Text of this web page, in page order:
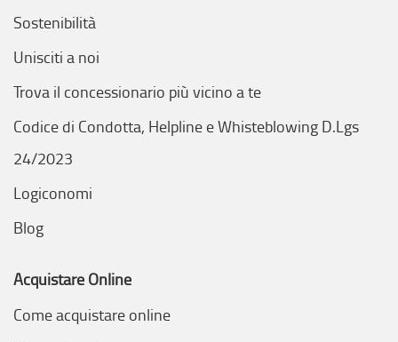
Sostenibilità
Unisciti a noi
Trova il concessionario più vicino a te
Codice di Condotta, Helpline e Whisteblowing D.Lgs
24/2023
Logiconomi
Blog
Acquistare Online
Come acquistare online